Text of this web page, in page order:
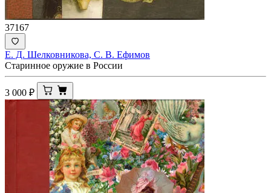
37167
Е. Д. Шелковникова, С. В. Ефимов
Старинное оружие в России
3 000 ₽